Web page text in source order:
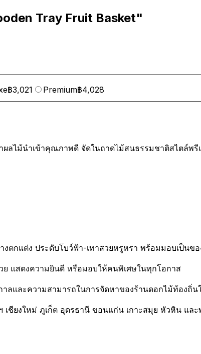
Tray Fruit Basket"
฿3,021 Premium฿4,028
ผลไม้นำเข้าคุณภาพดี จัดในถาดไม้สนธรรมชาติสไตล์พรี
ตกแต่ง ประดับโบว์ฟ้า-เทาสวยหรูหรา พร้อมมอบเป็นขอ
ย แสดงความยินดี หรือมอบให้คนพิเศษในทุกโอกาส
าลและความสามารถในการจัดหาของร้านดอกไม้ท้อง
เชียงใหม่ ภูเก็ต อุดรธานี ขอนแก่น เกาะสมุย หัวหิน แ